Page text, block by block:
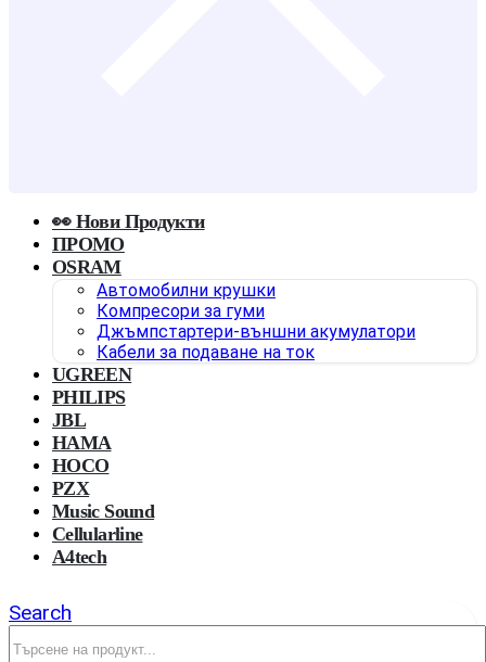
👀 Нови Продукти
ПРОМО
OSRAM
Автомобилни крушки
Компресори за гуми
Джъмпстартери-външни акумулатори
Кабели за подаване на ток
UGREEN
PHILIPS
JBL
HAMA
HOCO
PZX
Music Sound
Cellularline
A4tech
Search